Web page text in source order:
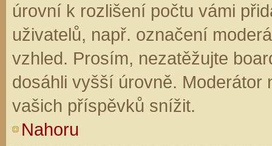
úrovní k rozlišení počtu vámi
uživatelů, např. označení
vzhled. Prosím, nezatěžujte
dosáhli vyšší úrovně. Moderátor
vašich příspěvků snížit.
Nahoru